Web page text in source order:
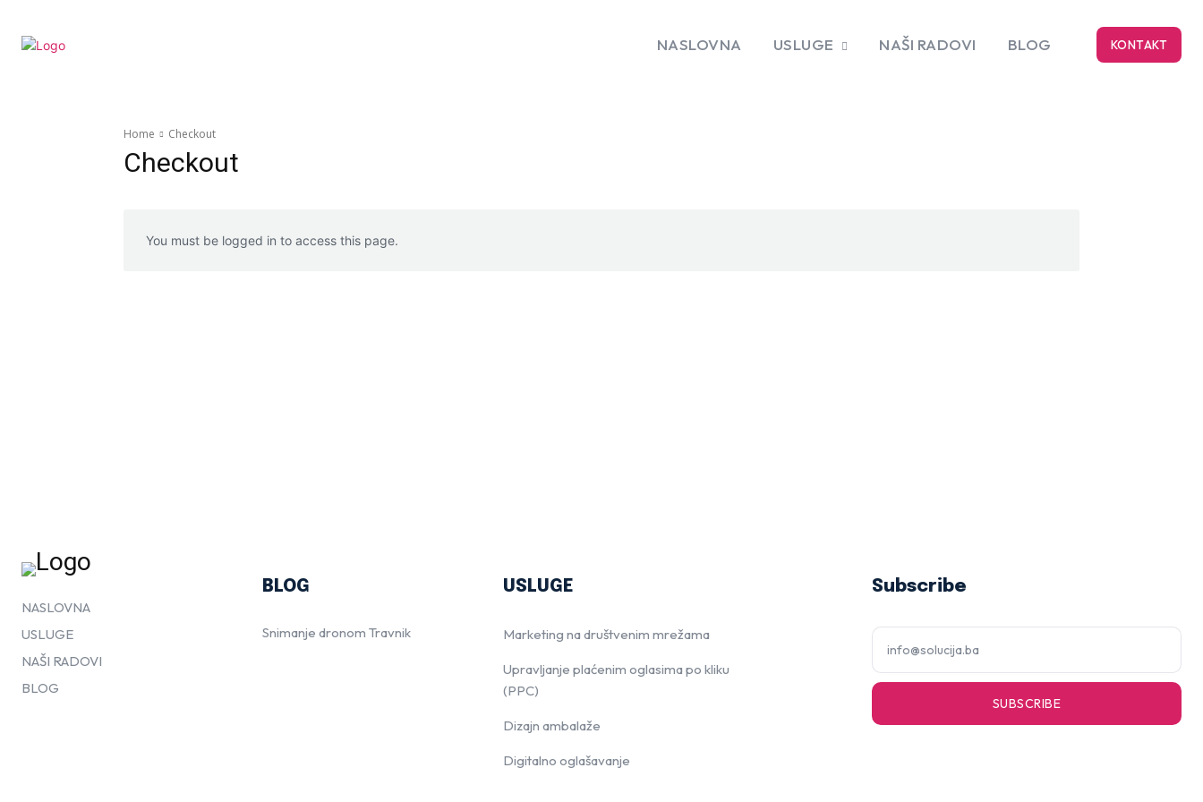
NASLOVNA USLUGE NAŠI RADOVI BLOG KONTAKT
Home Checkout
Checkout
You must be logged in to access this page.
NASLOVNA
USLUGE
NAŠI RADOVI
BLOG
BLOG
Snimanje dronom Travnik
USLUGE
Marketing na društvenim mrežama
Upravljanje plaćenim oglasima po kliku
(PPC)
Dizajn ambalaže
Digitalno oglašavanje
Subscribe
SUBSCRIBE